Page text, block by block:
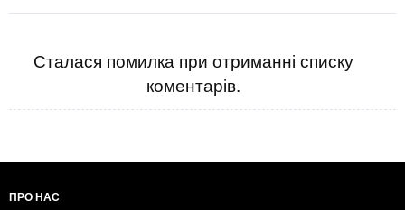
Сталася помилка при отриманні списку
коментарів.
ПРО НАС